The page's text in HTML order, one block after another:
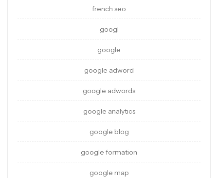
french seo
googl
google
google adword
google adwords
google analytics
google blog
google formation
google map